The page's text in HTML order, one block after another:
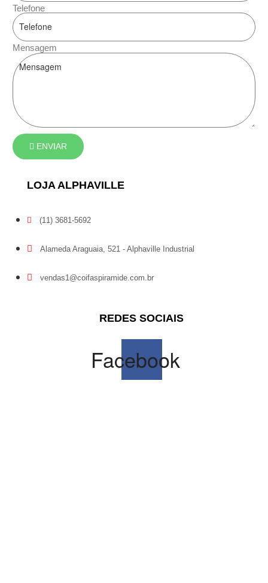
Telefone
Mensagem
ENVIAR
LOJA ALPHAVILLE
(11) 3681-5692
Alameda Araguaia, 521 - Alphaville Industrial
vendas1@coifaspiramide.com.br
REDES SOCIAIS
Facebook